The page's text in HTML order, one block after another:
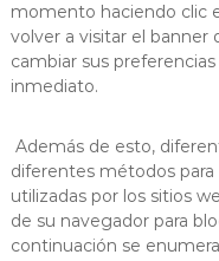
momento haciendo clic
volver a visitar el
cambiar sus
inmediato.
Además de esto,
diferentes métodos
utilizadas por los sitios
de su navegador para
continuación se